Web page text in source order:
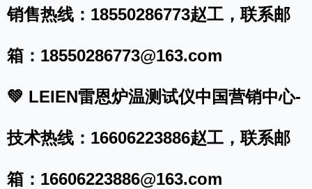
销售热线：18550286773赵工，联系邮
箱：18550286773@163.com
💚 LEIEN雷恩炉温测试仪中国营销中心-
技术热线：16606223886赵工，联系邮
箱：16606223886@163.com